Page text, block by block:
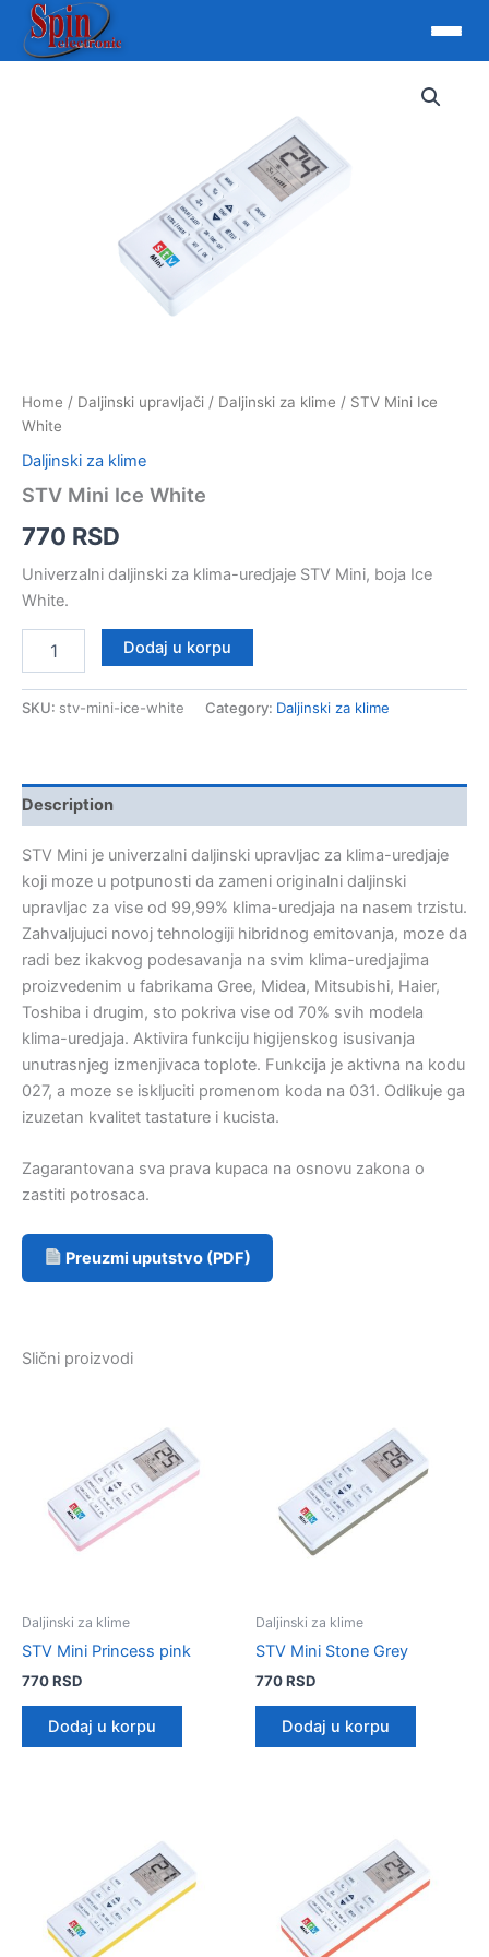
Home / Daljinski upravljači / Daljinski za klime / STV Mini Ice
White
Daljinski za klime
STV Mini Ice White
770 RSD
Univerzalni daljinski za klima-uredjaje STV Mini, boja Ice
White.
White
Dodaj u korpu
SKU: stv-mini-ice-white Category: Daljinski za klime
Description
STV Mini je univerzalni daljinski upravljac za klima-uredjaje
koji moze u potpunosti da zameni originalni daljinski
upravljac za vise od 99,99% klima-uredjaja na nasem trzistu.
Zahvaljujuci novoj tehnologiji hibridnog emitovanja, moze da
radi bez ikakvog podesavanja na svim klima-uredjajima
proizvedenim u fabrikama Gree, Midea, Mitsubishi, Haier,
Toshiba i drugim, sto pokriva vise od 70% svih modela
klima-uredjaja. Aktivira funkciju higijenskog isusivanja
unutrasnjeg izmenjivaca toplote. Funkcija je aktivna na kodu
027, a moze se iskljuciti promenom koda na 031. Odlikuje ga
izuzetan kvalitet tastature i kucista.
Zagarantovana sva prava kupaca na osnovu zakona o
zastiti potrosaca.
Preuzmi uputstvo (PDF)
Slični proizvodi
Daljinski za klime
STV Mini Princess pink
770RSD
Dodaj u korpu
Daljinski za klime
STV Mini Stone Grey
770RSD
Dodaj u korpu